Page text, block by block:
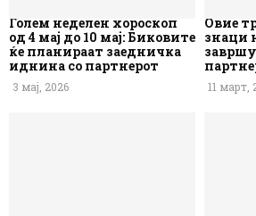
Голем неделен хороскоп
од 4 мај до 10 мај: Биковите
ќе планираат заедничка
иднина со партнерот
3 мај, 2026
Овие
знаци
11 март,